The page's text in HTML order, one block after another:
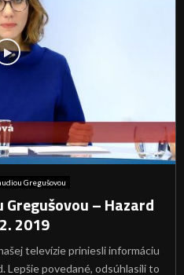
Gregušovou
Gregušovou – Hazard
2019
televízie priniesli informáciu
Lepšie povedané, odsúhlasili to